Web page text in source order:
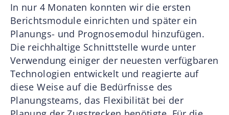
In nur 4 Monaten konnten wir die ersten
Berichtsmodule einrichten und später ein
Planungs- und Prognosemodul hinzufügen.
Die reichhaltige Schnittstelle wurde unter
Verwendung einiger der neuesten verfügbaren
Technologien entwickelt und reagierte auf
diese Weise auf die Bedürfnisse des
Planungsteams, das Flexibilität bei der